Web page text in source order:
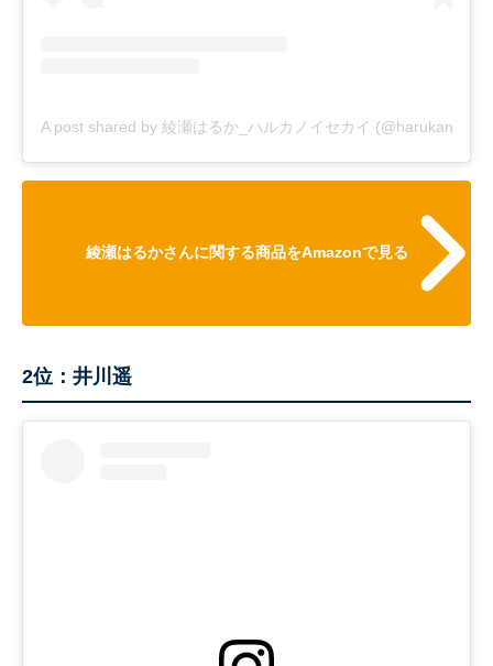
A post shared by 綾瀬はるか_ハルカノイセカイ
綾瀬はるかさんに関する商品をAmazonで見る
2位：井川遥